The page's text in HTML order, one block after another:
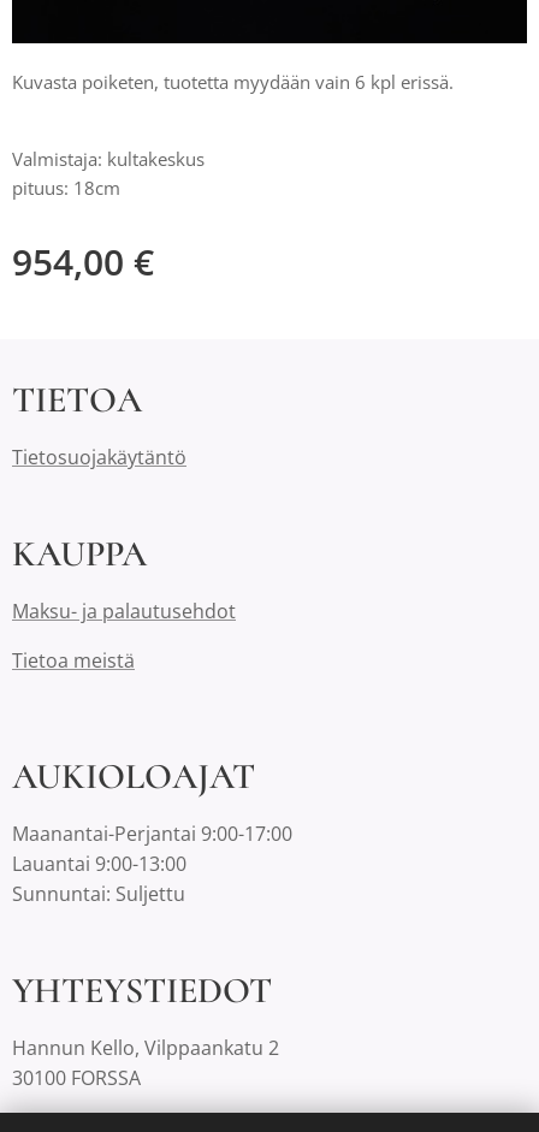
Kuvasta poiketen, tuotetta myydään vain 6 kpl erissä.
Valmistaja: kultakeskus
pituus: 18cm
954,00 €
TIETOA
Tietosuojakäytäntö
KAUPPA
Maksu- ja palautusehdot
Tietoa meistä
AUKIOLOAJAT
Maanantai-Perjantai 9:00-17:00
Lauantai 9:00-13:00
Sunnuntai: Suljettu
YHTEYSTIEDOT
Hannun Kello, Vilppaankatu 2
30100 FORSSA